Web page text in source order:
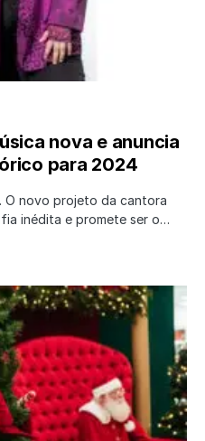
nova e anuncia
para 2024
O novo projeto da cantora
inédita e promete ser o…